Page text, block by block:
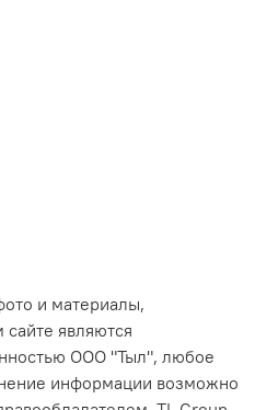
и материалы,
являются
ООО "Тыл", любое
информации возможно